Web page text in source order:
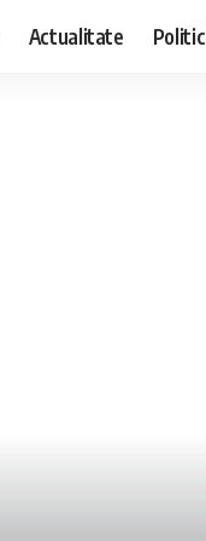
Actualitate Politic